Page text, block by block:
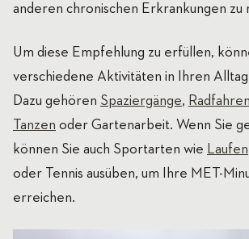
anderen chronischen Erkrankungen zu
Um diese Empfehlung zu erfüllen,
verschiedene Aktivitäten in Ihren
Dazu gehören Spaziergänge, Radfahren
Tanzen oder Gartenarbeit. Wenn Sie
können Sie auch Sportarten wie Laufen
oder Tennis ausüben, um Ihre MET-
erreichen.